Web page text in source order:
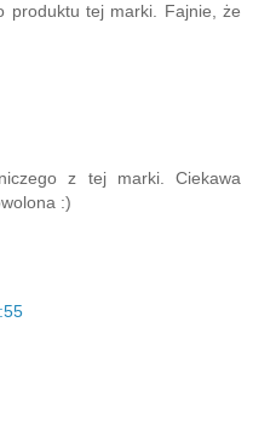
produktu tej marki. Fajnie, że
z tej marki. Ciekawa
:)